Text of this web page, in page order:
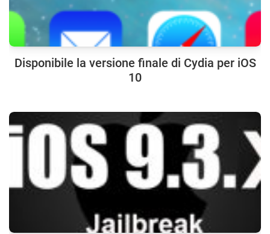
Disponibile la versione finale di Cydia per iOS
10